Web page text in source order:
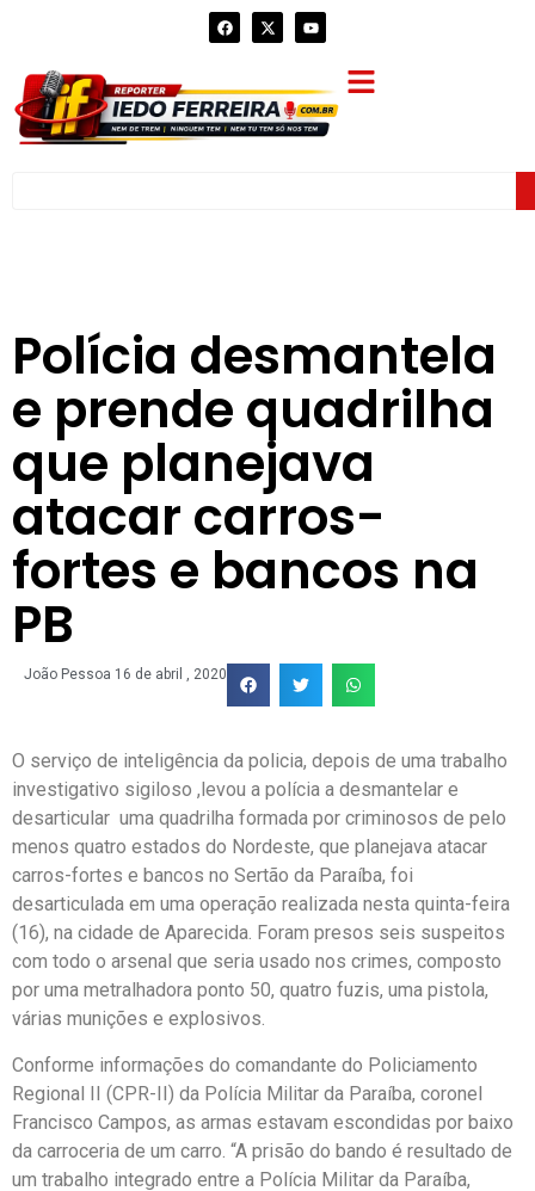
Polícia desmantela
e prende quadrilha
que planejava
atacar carros-
fortes e bancos na
PB
João Pessoa 16 de abril , 2020
O serviço de inteligência da policia, depois de uma trabalho
investigativo sigiloso ,levou a polícia a desmantelar e
desarticular uma quadrilha formada por criminosos de pelo
menos quatro estados do Nordeste, que planejava atacar
carros-fortes e bancos no Sertão da Paraíba, foi
desarticulada em uma operação realizada nesta quinta-feira
(16), na cidade de Aparecida. Foram presos seis suspeitos
com todo o arsenal que seria usado nos crimes, composto
por uma metralhadora ponto 50, quatro fuzis, uma pistola,
várias munições e explosivos.
Conforme informações do comandante do Policiamento
Regional II (CPR-II) da Polícia Militar da Paraíba, coronel
Francisco Campos, as armas estavam escondidas por baixo
da carroceria de um carro. “A prisão do bando é resultado de
um trabalho integrado entre a Polícia Militar da Paraíba,